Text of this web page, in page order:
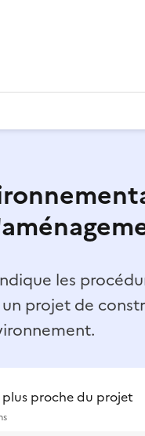
les
projet de
plus proche du projet